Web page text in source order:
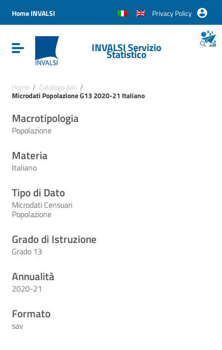
Vai al menu di navigazione
Vai al footer
Home INVALSI Privacy Policy
Attiva / disattiva la navigazioneINVALSI Servizio
Statistico
Home / Catalogo dati /
Microdati Popolazione G13 2020-21 Italiano
Macrotipologia
Popolazione
Materia
Italiano
Tipo di Dato
Microdati Censuari
Popolazione
Grado di Istruzione
Grado 13
Annualità
2020-21
Formato
sav